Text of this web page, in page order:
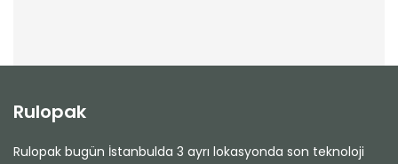
Rulopak
Rulopak bugün İstanbulda 3 ayrı lokasyonda son teknoloji